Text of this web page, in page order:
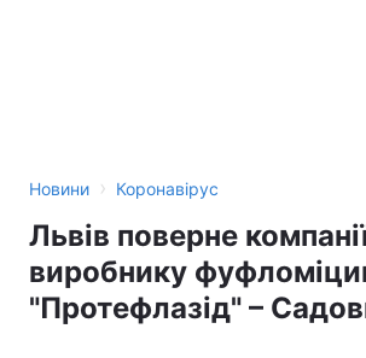
Новини › Коронавірус
Львів поверне
виробнику
"Протефлазід" –